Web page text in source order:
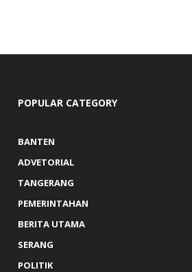
POPULAR CATEGORY
BANTEN
ADVETORIAL
TANGERANG
PEMERINTAHAN
BERITA UTAMA
SERANG
POLITIK